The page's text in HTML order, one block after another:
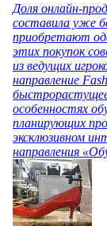
Доля онлайн-
составила уже
приобретают
этих покупок
из ведущих
направление
особенностях
планирующих
эксклюзивном
направления